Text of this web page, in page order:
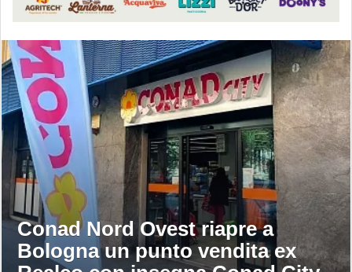
Conad Nord Ovest riapre a
Bologna un punto vendita ex